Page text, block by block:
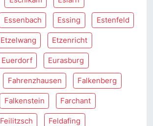
Essenbach Essing Estenfeld
Etzelwang Etzenricht
Euerdorf Eurasburg
Fahrenzhausen Falkenberg
Falkenstein Farchant
Feilitzsch Feldafing